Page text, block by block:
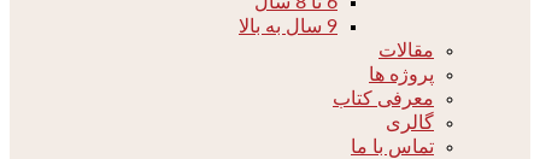
9 سال به بالا
مقالات
پروژه ها
معرفی کتاب
گالری
تماس با ما